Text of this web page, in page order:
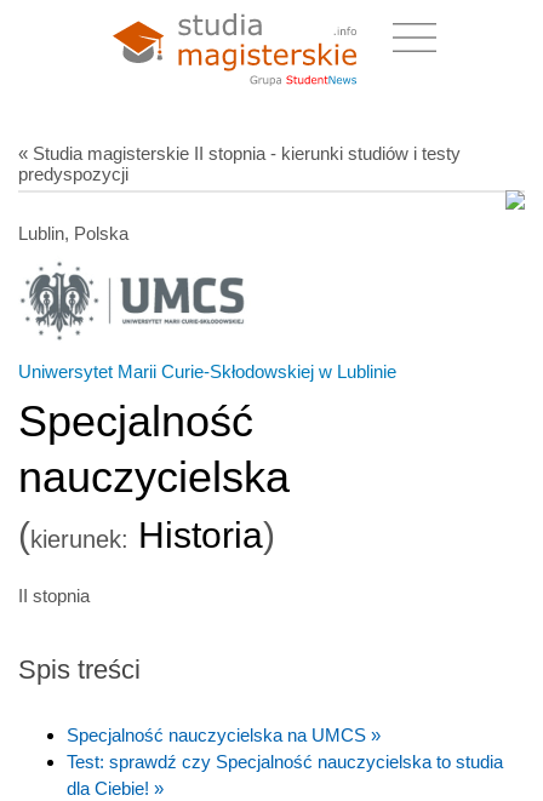
« Studia magisterskie II stopnia - kierunki studiów i testy
predyspozycji
Lublin, Polska
Uniwersytet Marii Curie-Skłodowskiej w Lublinie
Specjalność
nauczycielska
(kierunek: Historia)
II stopnia
Spis treści
Specjalność nauczycielska na UMCS »
Test: sprawdź czy Specjalność nauczycielska to studia
dla Ciebie! »